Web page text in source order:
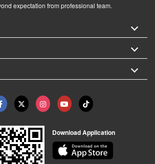
expectation from professional team.
Download Application